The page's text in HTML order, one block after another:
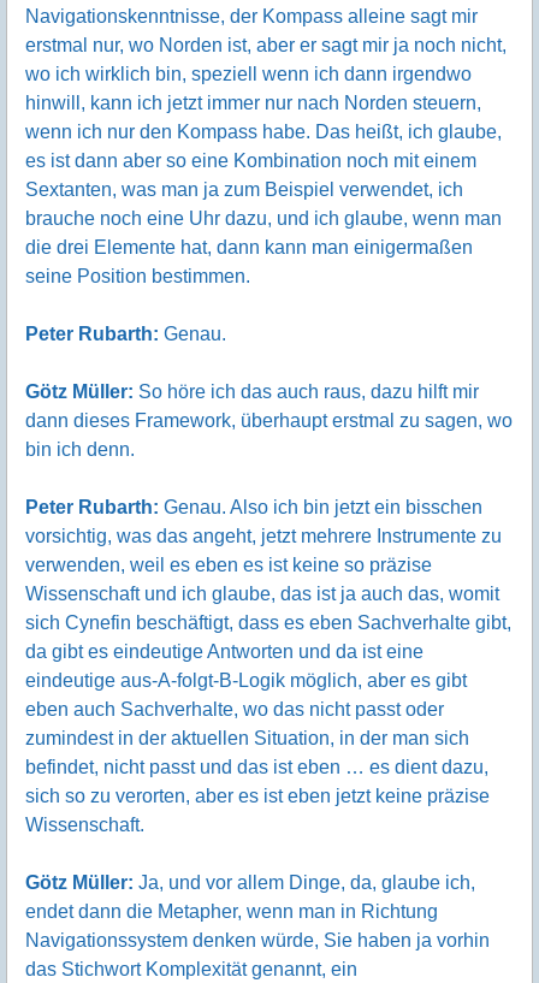
Navigationskenntnisse, der Kompass alleine sagt mir
erstmal nur, wo Norden ist, aber er sagt mir ja noch nicht,
wo ich wirklich bin, speziell wenn ich dann irgendwo
hinwill, kann ich jetzt immer nur nach Norden steuern,
wenn ich nur den Kompass habe. Das heißt, ich glaube,
es ist dann aber so eine Kombination noch mit einem
Sextanten, was man ja zum Beispiel verwendet, ich
brauche noch eine Uhr dazu, und ich glaube, wenn man
die drei Elemente hat, dann kann man einigermaßen
seine Position bestimmen.
Peter Rubarth: Genau.
Götz Müller: So höre ich das auch raus, dazu hilft mir
dann dieses Framework, überhaupt erstmal zu sagen, wo
bin ich denn.
Peter Rubarth: Genau. Also ich bin jetzt ein bisschen
vorsichtig, was das angeht, jetzt mehrere Instrumente zu
verwenden, weil es eben es ist keine so präzise
Wissenschaft und ich glaube, das ist ja auch das, womit
sich Cynefin beschäftigt, dass es eben Sachverhalte gibt,
da gibt es eindeutige Antworten und da ist eine
eindeutige aus-A-folgt-B-Logik möglich, aber es gibt
eben auch Sachverhalte, wo das nicht passt oder
zumindest in der aktuellen Situation, in der man sich
befindet, nicht passt und das ist eben … es dient dazu,
sich so zu verorten, aber es ist eben jetzt keine präzise
Wissenschaft.
Götz Müller: Ja, und vor allem Dinge, da, glaube ich,
endet dann die Metapher, wenn man in Richtung
Navigationssystem denken würde, Sie haben ja vorhin
das Stichwort Komplexität genannt, ein